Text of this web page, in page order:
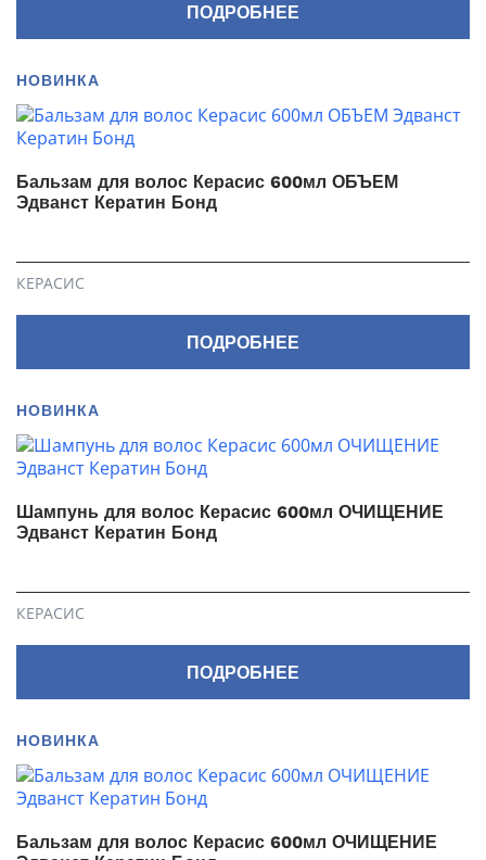
ПОДРОБНЕЕ
НОВИНКА
Бальзам для волос Керасис 600мл ОБЪЕМ
Эдванст Кератин Бонд
КЕРАСИС
ПОДРОБНЕЕ
НОВИНКА
Шампунь для волос Керасис 600мл ОЧИЩЕНИЕ
Эдванст Кератин Бонд
КЕРАСИС
ПОДРОБНЕЕ
НОВИНКА
Бальзам для волос Керасис 600мл ОЧИЩЕНИЕ